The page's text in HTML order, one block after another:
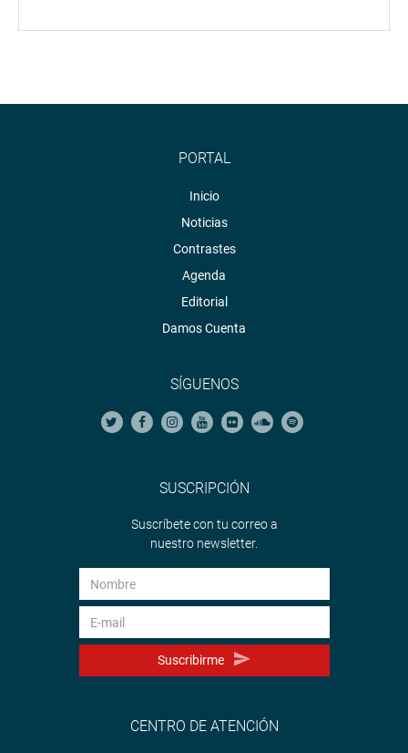
PORTAL
Inicio
Noticias
Contrastes
Agenda
Editorial
Damos Cuenta
SÍGUENOS
SUSCRIPCIÓN
Suscríbete con tu correo a
nuestro newsletter.
Suscribirme
CENTRO DE ATENCIÓN